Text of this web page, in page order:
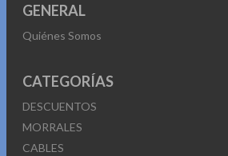
GENERAL
Quiénes Somos
CATEGORÍAS
DESCUENTOS
MORRALES
CABLES